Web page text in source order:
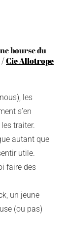
bourse du
/Cie Allotrope
les
s’en
traiter.
autant que
utile.
faire des
un jeune
(ou pas)